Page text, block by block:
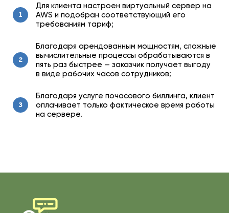
1
Для клиента настроен виртуальный сервер на
AWS и подобран соответствующий его
требованиям тариф;
2
Благодаря арендованным мощностям, сложные
вычислительные процессы обрабатываются в
пять раз быстрее — заказчик получает выгоду
в виде рабочих часов сотрудников;
3
Благодаря услуге почасового биллинга, клиент
оплачивает только фактическое время работы
на сервере.